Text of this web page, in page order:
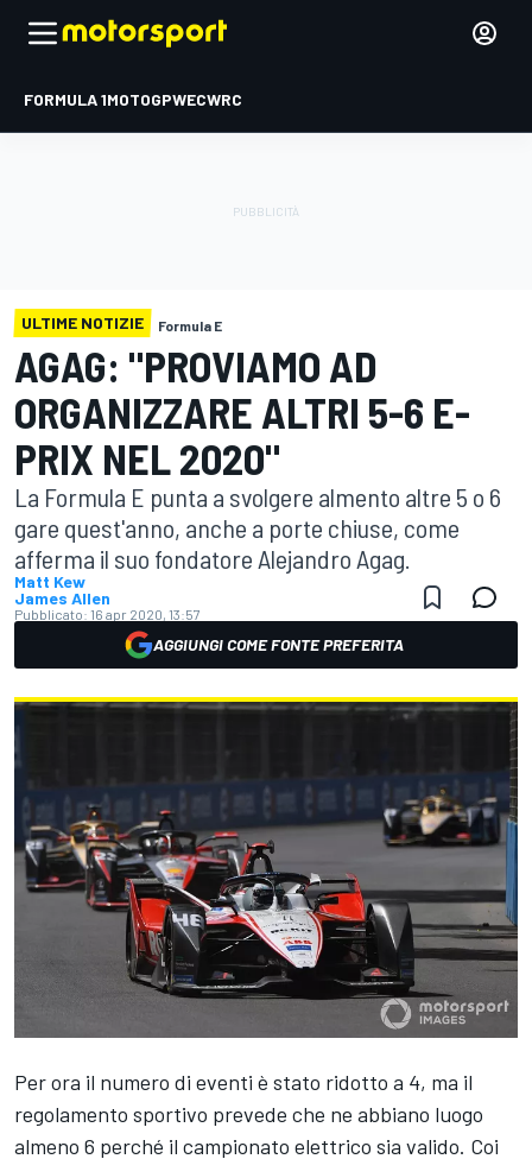
FORMULA 1MOTOGPWECWRC
ULTIME NOTIZIE Formula E
AGAG: "PROVIAMO AD
ORGANIZZARE ALTRI 5-6 E-
PRIX NEL 2020"
La Formula E punta a svolgere almento altre 5 o 6
gare quest'anno, anche a porte chiuse, come
afferma il suo fondatore Alejandro Agag.
Matt Kew
James Allen
Pubblicato: 16 apr 2020, 13:57
AGGIUNGI COME FONTE PREFERITA
Per ora il numero di eventi è stato ridotto a 4, ma il
regolamento sportivo prevede che ne abbiano luogo
almeno 6 perché il campionato elettrico sia valido. Coi